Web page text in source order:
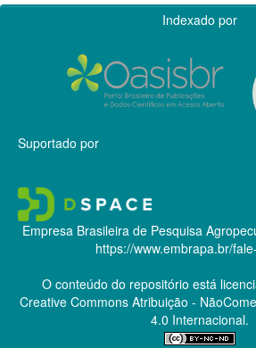
Indexado por
Suportado por
Empresa Brasileira de Pesquisa
https://www.embrapa.br/
O conteúdo do repositório está
Creative CommonsAtribuição -
4.0 Internacional.